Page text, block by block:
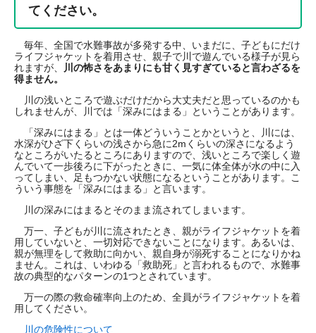
てください。
毎年、全国で水難事故が多発する中、いまだに、子どもにだけ
ライフジャケットを着用させ、親子で川で遊んでいる様子が見ら
れますが、
川の怖さをあまりにも甘く見すぎていると言わざるを
得ません。
川の浅いところで遊ぶだけだから大丈夫だと思っているのかも
しれませんが、川では「深みにはまる」ということがあります。
「深みにはまる」とは一体どういうことかというと、川には、
水深がひざ下くらいの浅さから急に2mくらいの深さになるよう
なところがいたるところにありますので、浅いところで楽しく遊
んでいて一歩後ろに下がったときに、一気に体全体が水の中に入
ってしまい、足もつかない状態になるということがあります。こ
ういう事態を「深みにはまる」と言います。
川の深みにはまるとそのまま流されてしまいます。
万一、子どもが川に流されたとき、親がライフジャケットを着
用していないと、一切対応できないことになります。あるいは、
親が無理をして救助に向かい、親自身が溺死することになりかね
ません。これは、いわゆる「救助死」と言われるもので、水難事
故の典型的なパターンの1つとされています。
万一の際の救命確率向上のため、全員がライフジャケットを着
用してください。
川の危険性について